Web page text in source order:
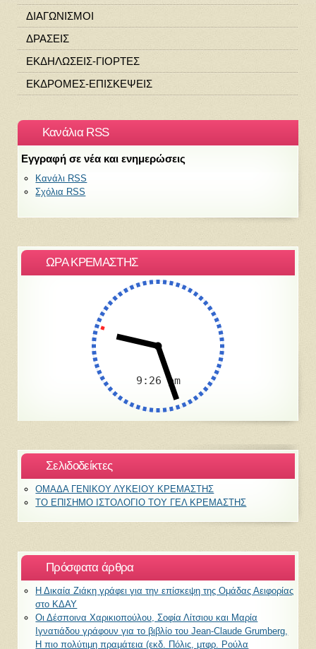
ΔΙΑΓΩΝΙΣΜΟΙ
ΔΡΑΣΕΙΣ
ΕΚΔΗΛΩΣΕΙΣ-ΓΙΟΡΤΕΣ
ΕΚΔΡΟΜΕΣ-ΕΠΙΣΚΕΨΕΙΣ
Κανάλια RSS
Εγγραφή σε νέα και ενημερώσεις
Κανάλι RSS
Σχόλια RSS
ΩΡΑ ΚΡΕΜΑΣΤΗΣ
Σελιδοδείκτες
ΟΜΑΔΑ ΓΕΝΙΚΟΥ ΛΥΚΕΙΟΥ ΚΡΕΜΑΣΤΗΣ
ΤΟ ΕΠΙΣΗΜΟ ΙΣΤΟΛΟΓΙΟ ΤΟΥ ΓΕΛ ΚΡΕΜΑΣΤΗΣ
Πρόσφατα άρθρα
Η Δικαία Ζιάκη γράφει για την επίσκεψη της Ομάδας Αειφορίας
στο ΚΔΑΥ
Οι Δέσποινα Χαρικιοπούλου, Σοφία Λίτσιου και Μαρία
Ιγνατιάδου γράφουν για το βιβλίο του Jean-Claude Grumberg,
Η πιο πολύτιμη πραμάτεια (εκδ. Πόλις, μτφρ. Ρούλα